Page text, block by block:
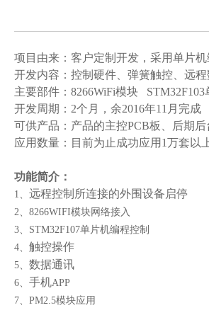
项目由来：客户定制开发，采用单片
开发内容：控制硬件、弹簧触控、远
主要部件：8266WiFi模块 STM32F103
开发周期：2个月，余2016年11月完成
可供产品：产品的主控PCB板、后期
应用数量：目前为止成功应用1万套以
功能简介：
1、 远程控制所连接的外围设备启停
2、8266WIFI模块网络接入
3、STM32F107单片机编程控制
4、 触控操作
5、 数据通讯
6、 手机APP
7、PM2.5模块应用